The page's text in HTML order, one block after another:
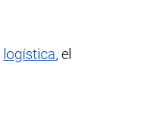
logística, el